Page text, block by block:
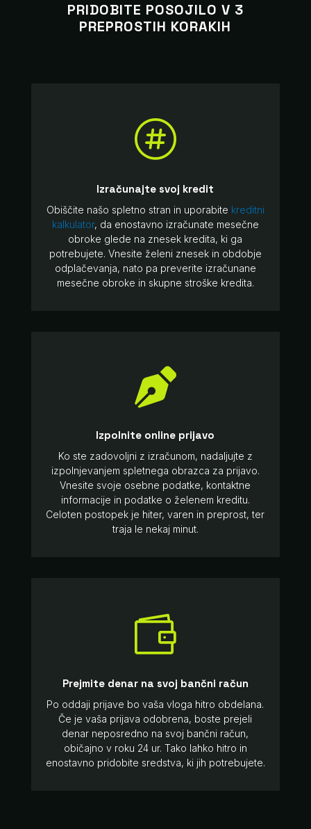
PRIDOBITE POSOJILO V 3
PREPROSTIH KORAKIH

Izračunajte svoj kredit
Obiščite našo spletno stran in uporabite kreditni
kalkulator, da enostavno izračunate mesečne
obroke glede na znesek kredita, ki ga
potrebujete. Vnesite želeni znesek in obdobje
odplačevanja, nato pa preverite izračunane
mesečne obroke in skupne stroške kredita.

Izpolnite online prijavo
Ko ste zadovoljni z izračunom, nadaljujte z
izpolnjevanjem spletnega obrazca za prijavo.
Vnesite svoje osebne podatke, kontaktne
informacije in podatke o želenem kreditu.
Celoten postopek je hiter, varen in preprost, ter
traja le nekaj minut.

Prejmite denar na svoj bančni račun
Po oddaji prijave bo vaša vloga hitro obdelana.
Če je vaša prijava odobrena, boste prejeli
denar neposredno na svoj bančni račun,
običajno v roku 24 ur. Tako lahko hitro in
enostavno pridobite sredstva, ki jih potrebujete.